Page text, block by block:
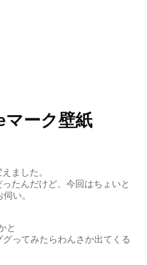
ーク壁紙
ました。
たんだけど、今回はちょいと
い。
と
グってみたらわんさか出てくる